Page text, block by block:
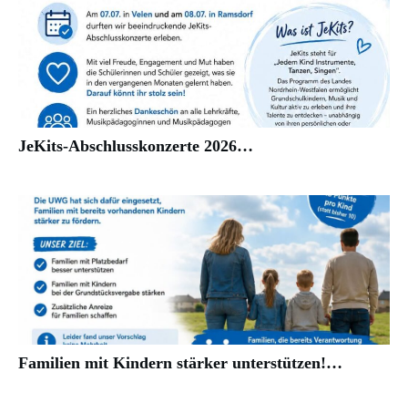
JeKits-Abschlusskonzerte 2026…
Familien mit Kindern stärker unterstützen!…